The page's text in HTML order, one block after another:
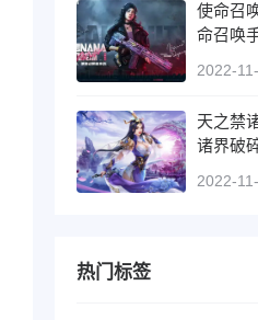
使命召
命召唤
2022-
天之禁
诸界破
2022-
热门标签